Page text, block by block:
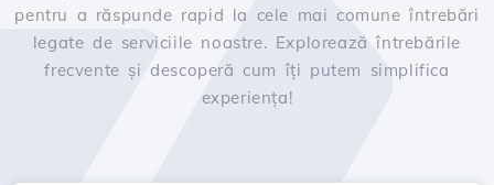
pentru a răspunde rapid la cele mai comune întrebări
legate de serviciile noastre. Explorează întrebările
frecvente și descoperă cum îți putem simplifica
experiența!